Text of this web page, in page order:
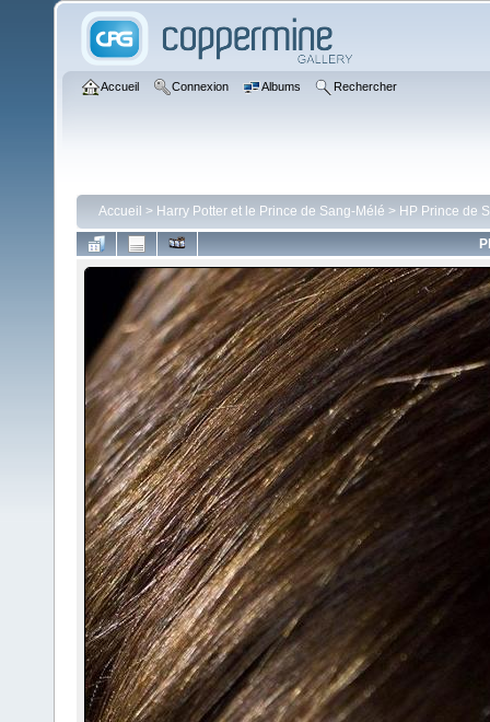
Accueil Connexion Albums Rechercher
Accueil > Harry Potter et le Prince de Sang-Mélé > HP Prince de